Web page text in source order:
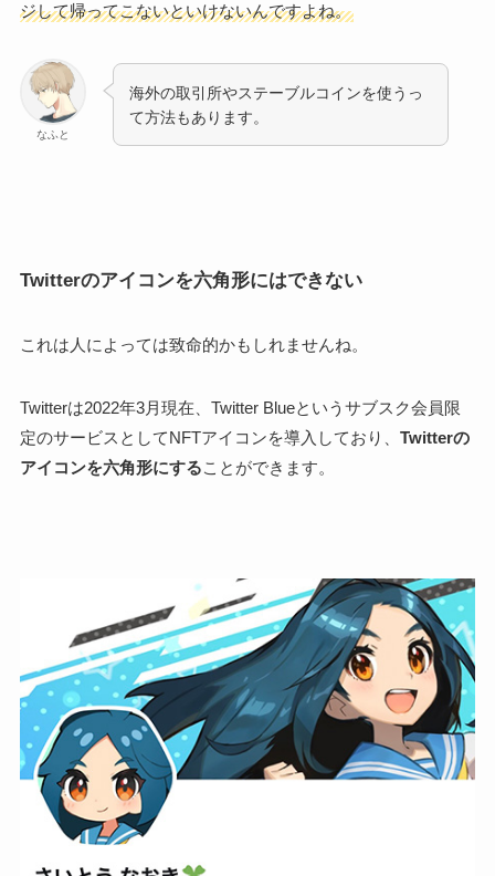
ジして帰ってこないといけないんですよね。
なふと
海外の取引所やステーブルコインを使うっ
て方法もあります。
Twitterのアイコンを六角形にはできない
これは人によっては致命的かもしれませんね。
Twitterは2022年3月現在、Twitter Blueというサブスク会員限
定のサービスとしてNFTアイコンを導入しており、 Twitterの
アイコンを六角形にすることができます。